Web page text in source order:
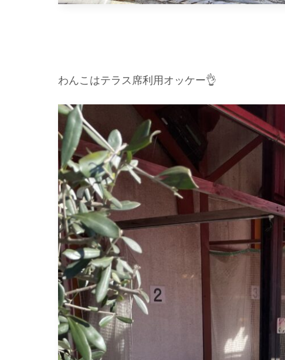
わんこはテラス席利用オッケー👌